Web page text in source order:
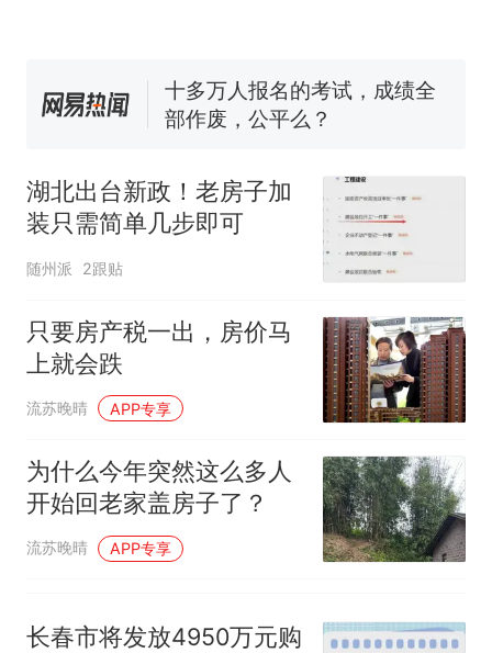
已叫停招聘，成立调查组全面
核查
十多万人报名的考试，成绩全
部作废，公平么？
搜，网友：天塌了！
热
那个在床头放菜刀的女孩，
因老师一句“跟我回家”改写了
湖北出台新政！老房子加
装只需简单几步即可
随州派 2跟贴
只要房产税一出，房价马
上就会跌
流苏晚晴 APP专享
为什么今年突然这么多人
开始回老家盖房子了？
流苏晚晴 APP专享
长春市将发放4950万元购